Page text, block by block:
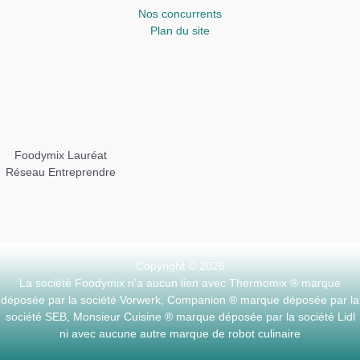
Nos concurrents
Plan du site
Foodymix Lauréat
Réseau Entreprendre
Copyright © 2026
La société Foodymix n'a aucun lien avec Thermomix ® marque
déposée par la société Vorwerk, Companion ® marque déposée par la
société SEB, Monsieur Cuisine ® marque déposée par la société Lidl
ni avec aucune autre marque de robot culinaire